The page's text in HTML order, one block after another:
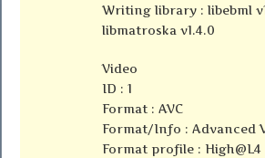
Writing library : libebml
libmatroska v1.4.0
Video
ID : 1
Format : AVC
Format/Info : Advanced
Format profile : High@L4